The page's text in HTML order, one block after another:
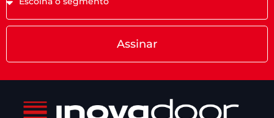
Assinar